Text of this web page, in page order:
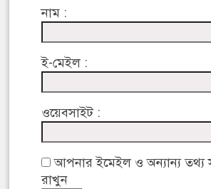
নাম :
ই-মেইল :
ওয়েবসাইট :
আপনার ইমেইল ও অন্যান্য তথ্য
রাখুন